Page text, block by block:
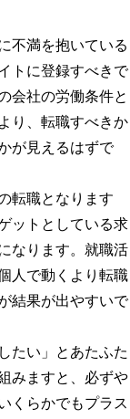
不満を抱いている
トに登録すべきで
会社の労働条件と
り、転職すべきか
が見えるはずで
転職となります
ットとしている求
なります。就職活
人で動くより転職
結果が出やすいで
たい」とあたふた
みますと、必ずや
くらかでもプラス